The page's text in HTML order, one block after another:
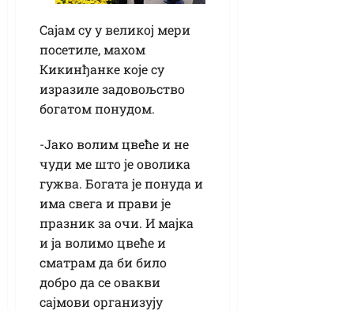
Сајам су у великој мери
посетиле, махом
Кикинђанке које су
изразиле задовољство
богатом понудом.
-Јако волим цвеће и не
чуди ме што је оволика
гужва. Богата је понуда и
има свега и прави је
празник за очи. И мајка
и ја волимо цвеће и
сматрам да би било
добро да се овакви
сајмови организују